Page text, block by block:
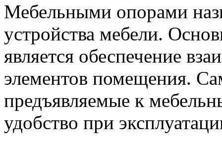
Мебельными опорами
устройства мебели.
является обеспечение
элементов помещения.
предъявляемые к
удобство при